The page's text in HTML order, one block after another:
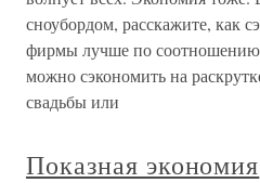
сноубордом, расскажите, как
фирмы лучше по соотношению
можно сэкономить на
свадьбы или
Показная экономия